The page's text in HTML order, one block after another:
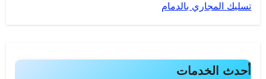
تسليك المجاري بالدمام
أحدث الخدمات